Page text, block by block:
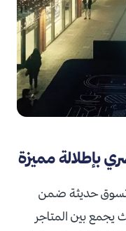
بإطلالة مميزة
تسوق حديثة ضمن
يجمع بين المتاجر